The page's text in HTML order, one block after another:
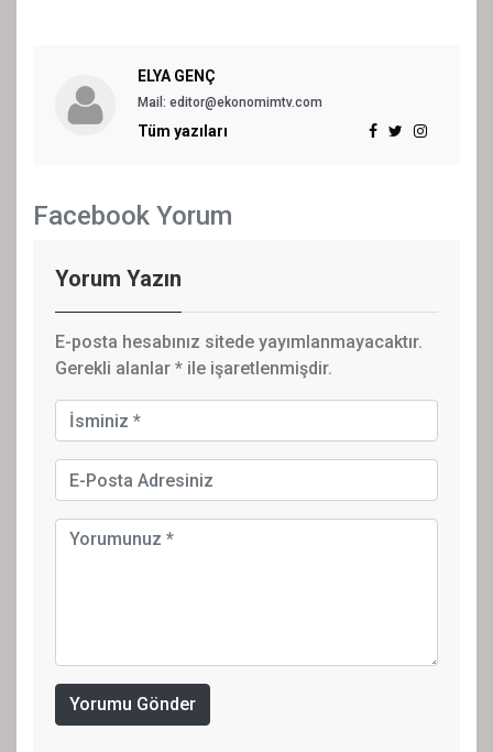
ELYA GENÇ
Mail: editor@ekonomimtv.com
Tüm yazıları
Facebook Yorum
Yorum Yazın
E-posta hesabınız sitede yayımlanmayacaktır.
Gerekli alanlar * ile işaretlenmişdir.
Yorumu Gönder